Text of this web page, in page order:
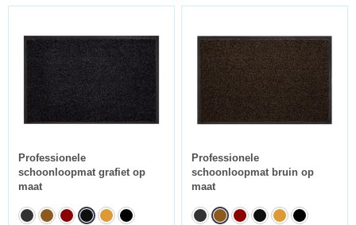
Professionele
schoonloopmat grafiet op
maat
Professionele
schoonloopmat bruin op
maat